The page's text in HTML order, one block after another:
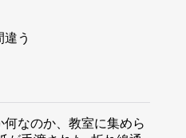
う
なのか、教室に集めら